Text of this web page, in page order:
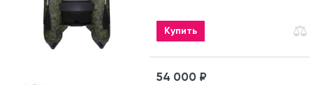
Купить
54 000 ₽